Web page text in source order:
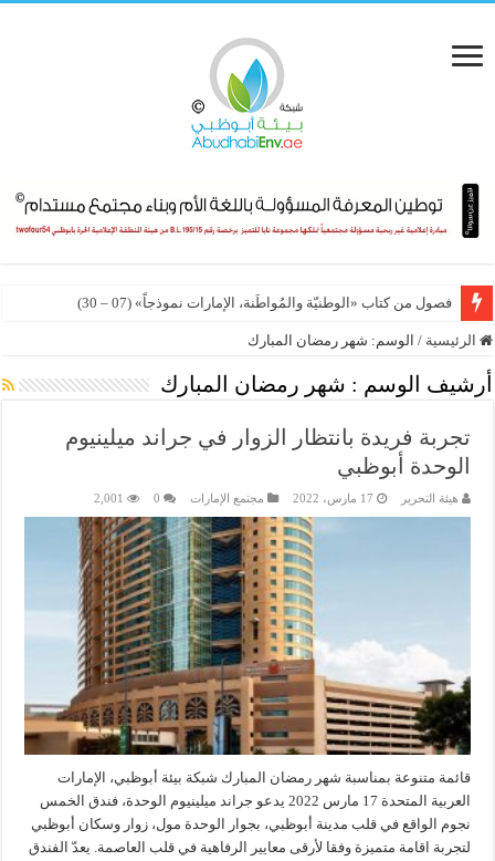
فصول من كتاب «الوطنيّة والمُواطَنة، الإمارات نموذجاً» (07 – 30)
الرئيسية / الوسم: شهر رمضان المبارك
أرشيف الوسم : شهر رمضان المبارك
تجربة فريدة بانتظار الزوار في جراند ميلينيوم
الوحدة أبوظبي
هيئة التحرير 17 مارس، 2022 مجتمع الإمارات 0
2,001
قائمة متنوعة بمناسبة شهر رمضان المبارك شبكة بيئة أبوظبي، الإمارات
العربية المتحدة 17 مارس 2022 يدعو جراند ميلينيوم الوحدة، فندق الخمس
نجوم الواقع في قلب مدينة أبوظبي، بجوار الوحدة مول، زوار وسكان أبوظبي
لتجربة اقامة متميزة وفقا لأرقى معايير الرفاهية في قلب العاصمة. يعدّ الفندق